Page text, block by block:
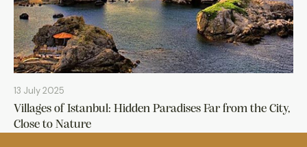
13 July 2025
Villages of Istanbul: Hidden Paradises Far from the City,
Close to Nature